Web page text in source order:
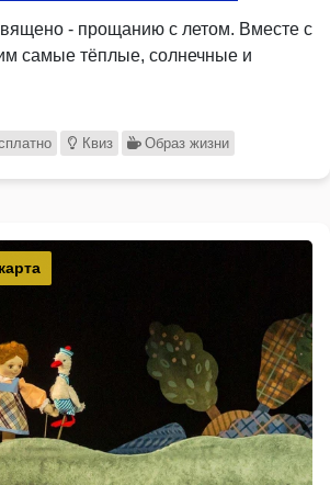
- прощанию с летом. Вместе с
самые тёплые, солнечные и
Квиз Образ жизни